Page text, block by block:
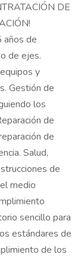
DE
años de
de ejes.
y
Gestión de
los
de
de
Salud,
de
medio
sencillo para
estándares de
de los